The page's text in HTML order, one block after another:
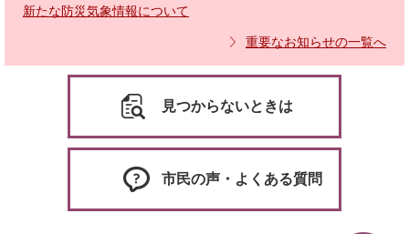
新たな防災気象情報について
重要なお知らせの一覧へ
見つからないときは
市民の声・よくある質問